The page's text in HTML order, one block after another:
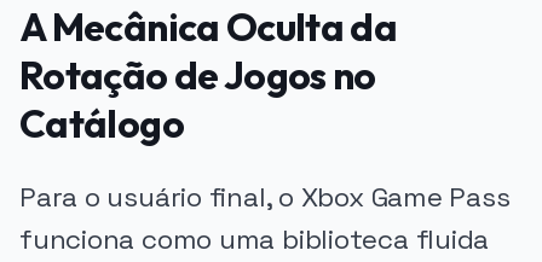
A Mecânica Oculta da
Rotação de Jogos no
Catálogo
Para o usuário final, o Xbox Game Pass
funciona como uma biblioteca fluida